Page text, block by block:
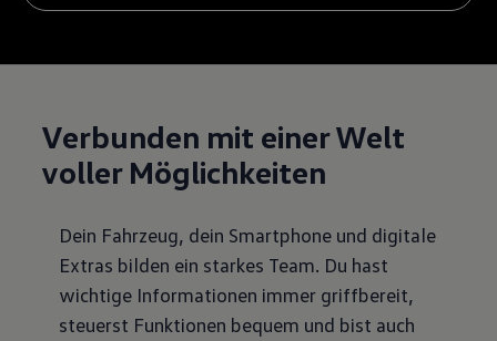
Verbunden mit einer Welt
voller Möglichkeiten
Dein Fahrzeug, dein Smartphone und digitale
Extras bilden ein starkes Team. Du hast
wichtige Informationen immer griffbereit,
steuerst Funktionen bequem und bist auch